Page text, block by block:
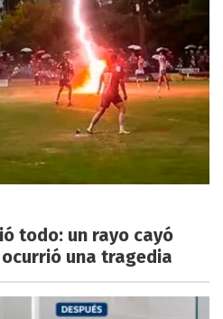
todo: un rayo cayó
una tragedia